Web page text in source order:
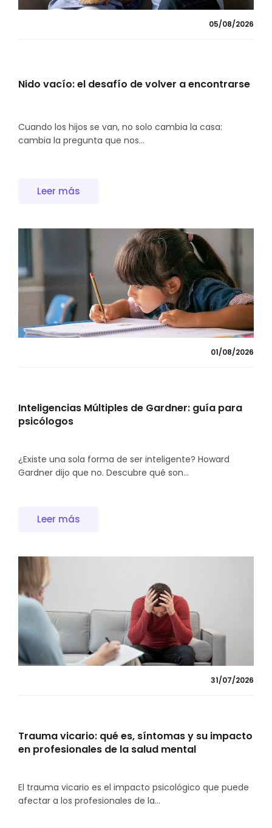
05/08/2026
Nido vacío: el desafío de volver a encontrarse
Cuando los hijos se van, no solo cambia la casa:
cambia la pregunta que nos...
Leer más
01/08/2026
Inteligencias Múltiples de Gardner: guía para
psicólogos
¿Existe una sola forma de ser inteligente? Howard
Gardner dijo que no. Descubre qué son...
Leer más
31/07/2026
Trauma vicario: qué es, síntomas y su impacto
en profesionales de la salud mental
El trauma vicario es el impacto psicológico que puede
afectar a los profesionales de la...